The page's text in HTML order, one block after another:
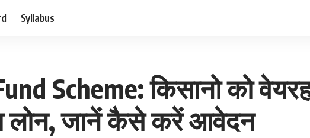
Syllabus
Scheme: किसानो को
लोन, जानें कैसे करें आवेदन